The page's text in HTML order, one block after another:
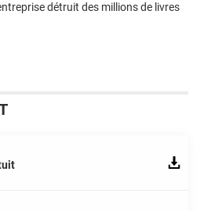
détruit des millions de livres